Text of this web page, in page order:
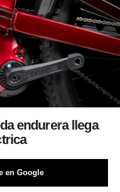
endurera llega
en Google